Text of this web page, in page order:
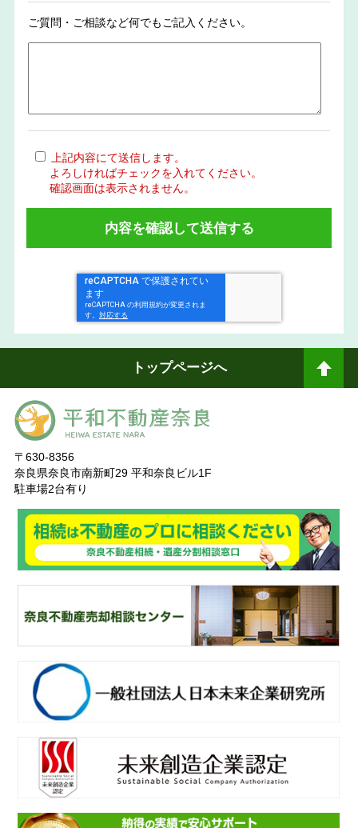
ご質問・ご相談など何でもご記入ください。
上記内容にて送信します。
よろしければチェックを入れてください。
確認画面は表示されません。
トップページへ
ージトップへ
〒630-8356
奈良県奈良市南新町29 平和奈良ビル1F
駐車場2台有り
良不動産相続・遺産分割相談窓口
般社団法人日本未来企業研究所